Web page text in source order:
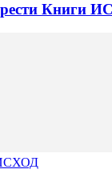
Книги